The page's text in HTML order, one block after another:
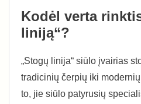
Kodėl verta
liniją“?
„Stogų linija“ siūlo įvairias
tradicinių čerpių iki
to, jie siūlo patyrusių